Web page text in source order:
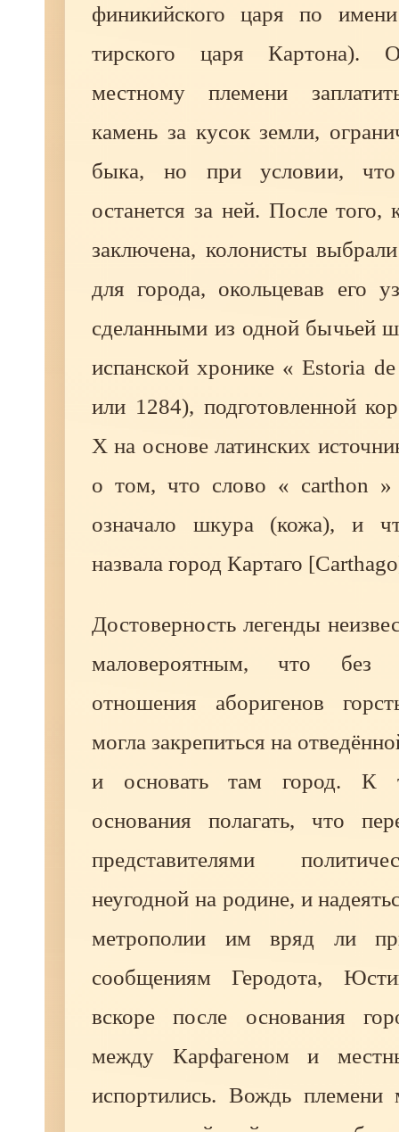
финикийского царя по
тирского царя Картона).
местному племени
камень за кусок земли,
быка, но при условии,
останется за ней. После того,
заключена, колонисты
для города, окольцевав его
сделанными из одной бычьей
испанской хронике « Estoria
или 1284), подготовленной
X на основе латинских
о том, что слово « carthon »
означало шкура (кожа), и
назвала город Картаго
Достоверность легенды
маловероятным, что без
отношения аборигенов
могла закрепиться на
и основать там город. К
основания полагать, что
представителями
неугодной на родине, и
метрополии им вряд ли
сообщениям Геродота,
вскоре после основания
между Карфагеном и
испортились. Вождь племени